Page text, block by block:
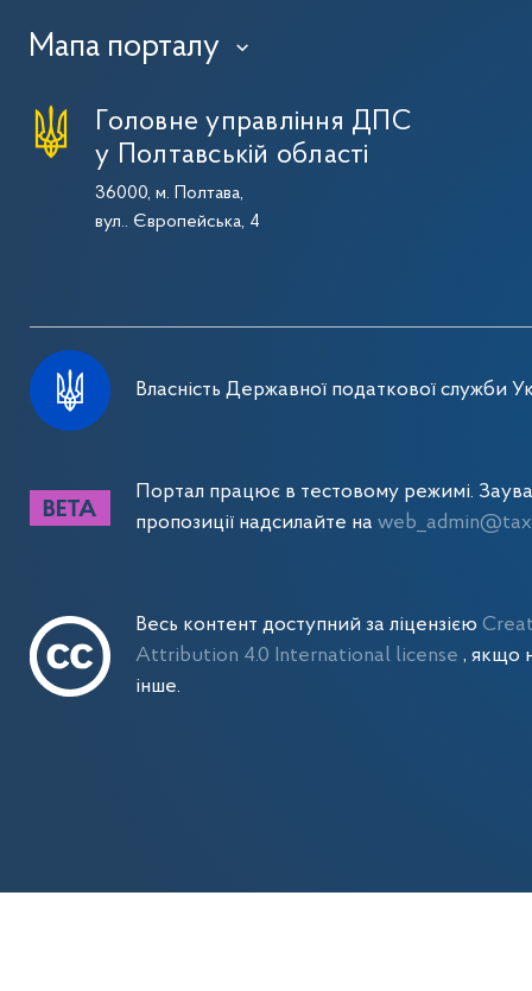
Мапа порталу ›
Головне управління ДПС
у Полтавській області
36000, м. Полтава,
вул.. Європейська, 4
Власність Державної податкової служби
Портал працює в тестовому режимі.
пропозиції надсилайте на
Весь контент доступний за ліцензією
Attribution 4.0 International license, якщо
інше.